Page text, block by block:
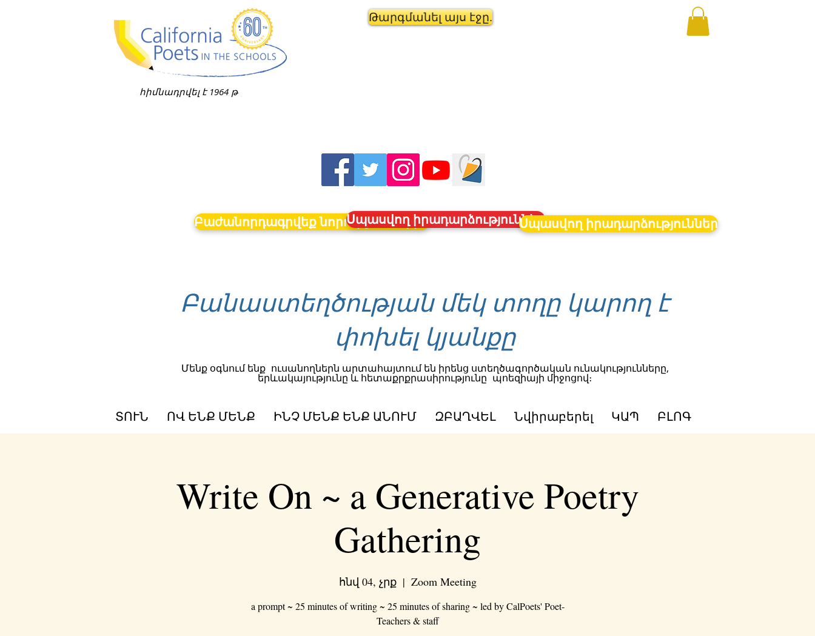
հիմնադրվել է 1964 թ
Թարգմանել այս էջը.
Բաժանորդագրվեք նորություններինՍպասվող իրադարձություններՍպասվող իրադարձություններ
Բանաստեղծության մեկ տողը կարող է
փոխել կյանքը
Մենք օգնում ենք ուսանողներն արտահայտում են իրենց ստեղծագործական ունակությունները,
երևակայությունը և հետաքրքրասիրությունը պոեզիայի միջոցով։
ՏՈՒՆ ՈՎ ԵՆՔ ՄԵՆՔ ԻՆՉ ՄԵՆՔ ԵՆՔ ԱՆՈՒՄ ԶԲԱՂՎԵԼ Նվիրաբերել ԿԱՊ ԲԼՈԳ
Write On ~ a Generative Poetry
Gathering
հնվ 04, չրք
  |
Zoom Meeting
a prompt ~ 25 minutes of writing ~ 25 minutes of sharing ~ led by CalPoets' Poet-
Teachers & staff